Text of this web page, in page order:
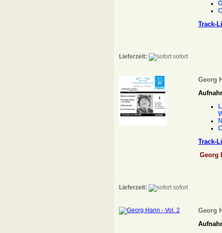
Track-
Lieferzeit: sofort
Georg
Track-
Georg
Lieferzeit: sofort
Georg